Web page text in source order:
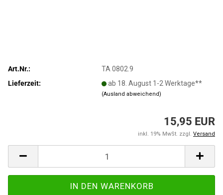
Art.Nr.:
TA 0802.9
Lieferzeit:
ab 18. August 1-2 Werktage**
(Ausland abweichend)
15,95 EUR
inkl. 19% MwSt. zzgl. Versand